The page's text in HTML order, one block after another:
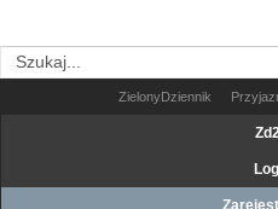
ZielonyDziennik